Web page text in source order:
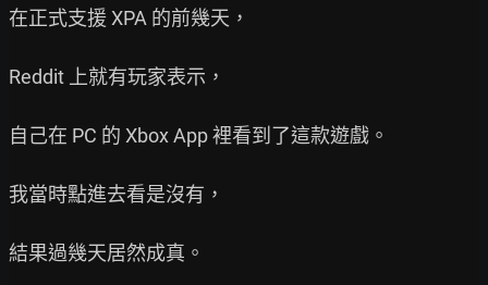
在正式支援 XPA 的前幾天，
Reddit 上就有玩家表示，
自己在 PC 的 Xbox App 裡看到了這款遊戲。
我當時點進去看是沒有，
結果過幾天居然成真。